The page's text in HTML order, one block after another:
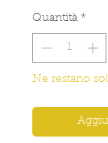
Quantità *
Ne restano